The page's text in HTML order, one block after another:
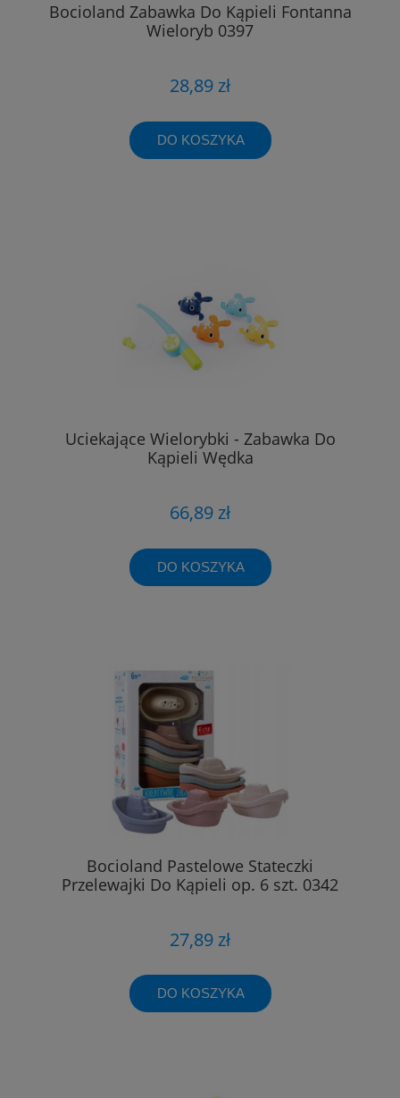
Bocioland Zabawka Do Kąpieli Fontanna
Wieloryb 0397
28,89 zł
DO KOSZYKA
Uciekające Wielorybki - Zabawka Do
Kąpieli Wędka
66,89 zł
DO KOSZYKA
Bocioland Pastelowe Stateczki
Przelewajki Do Kąpieli op. 6 szt. 0342
27,89 zł
DO KOSZYKA